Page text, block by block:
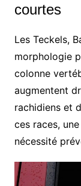
courtes
Les Teckels,
morphologie
colonne
augmentent
rachidiens et
ces races,
nécessité